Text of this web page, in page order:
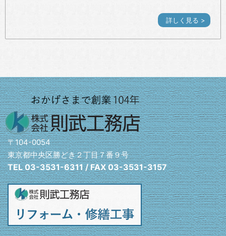
詳しく見る >
〒104-0054
東京都中央区勝どき２丁目７番９号
TEL 03-3531-6311 / FAX 03-3531-3157